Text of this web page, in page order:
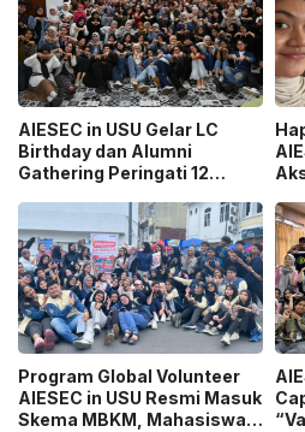
AIESEC in USU Gelar LC
Birthday dan Alumni
Gathering Peringati 12
Program Global Volunteer
AIESEC in USU Resmi Masuk
Skema MBKM, Mahasiswa